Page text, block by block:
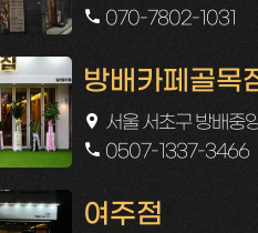
070-7802-1031
방배카페골목
서울 서초구 방배중
0507-1337-3466
여주점